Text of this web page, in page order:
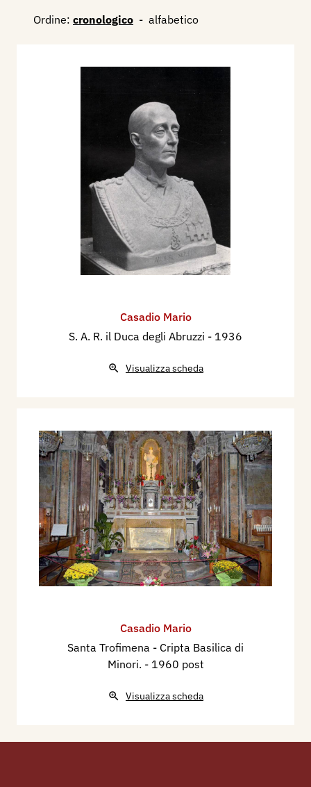
Ordine: cronologico - alfabetico
Casadio Mario
S. A. R. il Duca degli Abruzzi - 1936
Visualizza scheda
Casadio Mario
Santa Trofimena - Cripta Basilica di
Minori. - 1960 post
Visualizza scheda